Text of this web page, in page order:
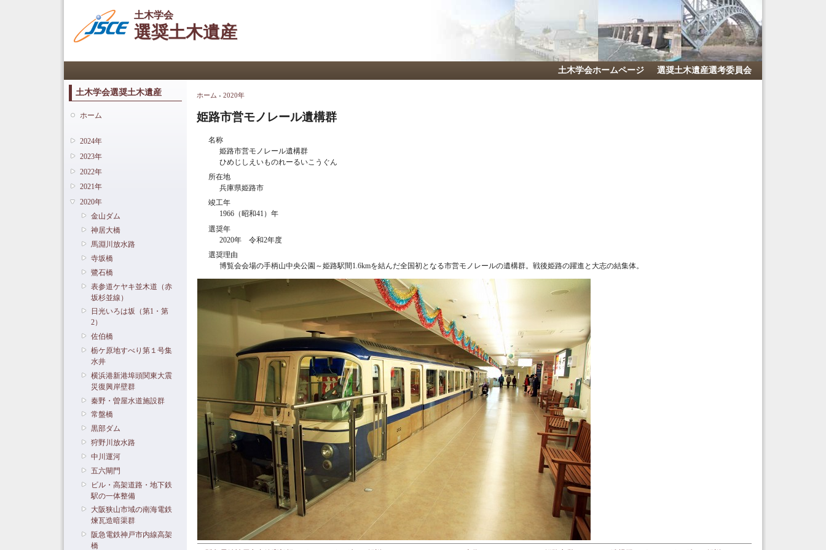
土木学会
選奨土木遺産
土木学会ホームページ 選奨土木遺産選考委員会
土木学会選奨土木遺産
ホーム
2024年
2023年
2022年
2021年
2020年
金山ダム
神居大橋
馬淵川放水路
寺坂橋
鷺石橋
表参道ケヤキ並木道（赤
坂杉並線）
日光いろは坂（第1・第
2）
佐伯橋
栃ケ原地すべり第１号集
水井
横浜港新港埠頭関東大震
災復興岸壁群
秦野・曽屋水道施設群
常盤橋
黒部ダム
狩野川放水路
中川運河
五六閘門
ビル・高架道路・地下鉄
駅の一体整備
大阪狭山市域の南海電鉄
煉瓦造暗渠群
阪急電鉄神戸市内線高架
橋
現在地
ホーム › 2020年
姫路市営モノレール遺構群
名称
姫路市営モノレール遺構群
ひめじしえいものれーるいこうぐん
所在地
兵庫県姫路市
竣工年
1966（昭和41）年
選奨年
2020年 令和2年度
選奨理由
博覧会会場の手柄山中央公園～姫路駅間1.6kmを結んだ全国初となる市営モノレールの遺構群。戦後姫路の躍進と大志の結集体。